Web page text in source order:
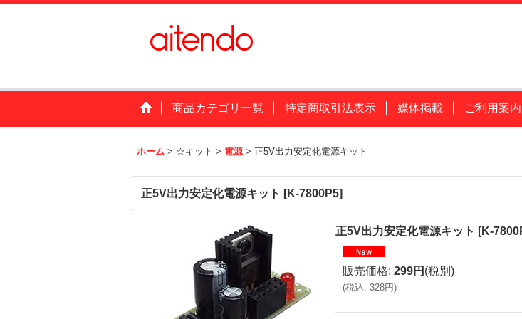
商品カテゴリ一覧 特定商取引法表示 媒体掲載 ご利用案内
ホーム > ☆キット > 電源 > 正5V出力安定化電源キット
正5V出力安定化電源キット [K-7800P5]
正5V出力安定化電源キット [K-
販売価格: 299円 (税別)
(税込: 328円)